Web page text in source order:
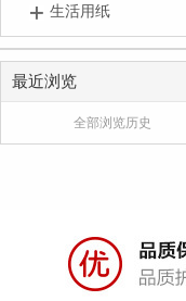
生活用纸
最近浏览
全部浏览历史